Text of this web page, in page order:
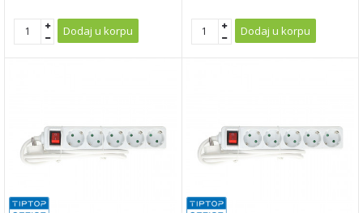
Dodaj u korpu Dodaj u korpu